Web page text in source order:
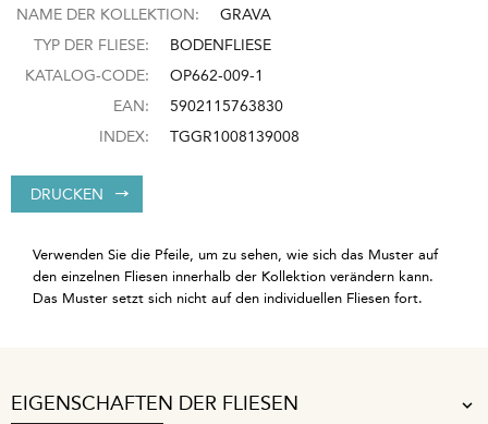
NAME DER KOLLEKTION:
GRAVA
TYP DER FLIESE:
BODENFLIESE
KATALOG-CODE:
OP662-009-1
EAN:
5902115763830
INDEX:
TGGR1008139008
DRUCKEN
Verwenden Sie die Pfeile, um zu sehen, wie sich das Muster auf
den einzelnen Fliesen innerhalb der Kollektion verändern kann.
Das Muster setzt sich nicht auf den individuellen Fliesen fort.
EIGENSCHAFTEN DER FLIESEN